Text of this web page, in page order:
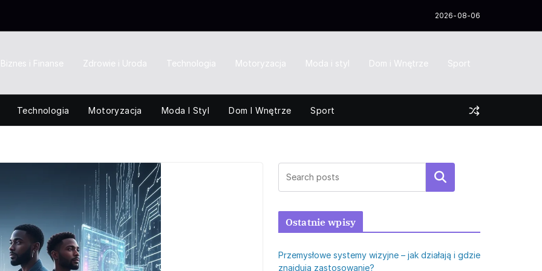
2026-08-06
Biznes i Finanse Zdrowie i Uroda Technologia Motoryzacja Moda i styl Dom i Wnętrze Sport
Technologia Motoryzacja Moda I Styl Dom I Wnętrze Sport
Szukaj
Ostatnie wpisy
Przemysłowe systemy wizyjne – jak działają i gdzie
znajdują zastosowanie?